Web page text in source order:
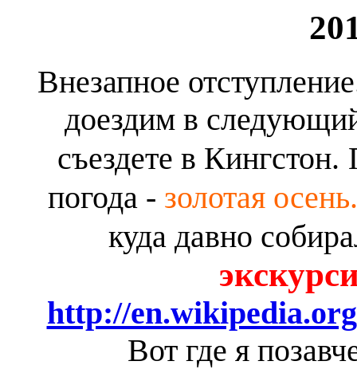
Внезапное
доездим в
съездете в Кингстон.
погода - золотая осень.
куда давно
http://
Вот где я